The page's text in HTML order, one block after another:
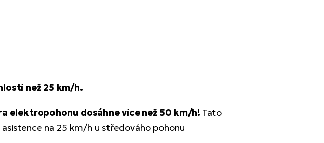
než 25 km/h.
elektropohonu dosáhne více než 50 km/h! Tato
na 25 km/h u středováho pohonu